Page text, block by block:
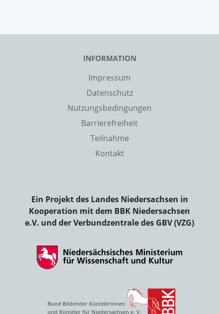
INFORMATION
Impressum
Datenschutz
Nutzungsbedingungen
Barrierefreiheit
Teilnahme
Kontakt
Ein Projekt des Landes Niedersachsen in
Kooperation mit dem BBK Niedersachsen
e.V. und der Verbundzentrale des GBV (VZG)
Bund Bildender Künstlerinnen
und Künstler für Niedersachsen e. V.